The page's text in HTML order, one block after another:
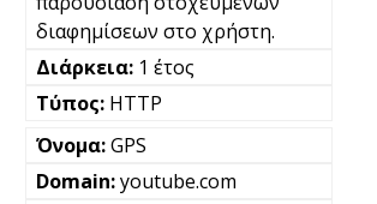
διαφημίσεων στο χρήστη.
1 έτος
HTTP
GPS
youtube.com